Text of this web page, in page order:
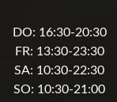
DO: 16:30-20:30
FR: 13:30-23:30
SA: 10:30-22:30
SO: 10:30-21:00